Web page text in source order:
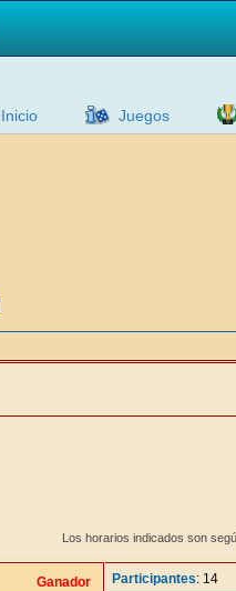
Inicio Juegos
Los horarios indicados son
Ganador Participantes: 14